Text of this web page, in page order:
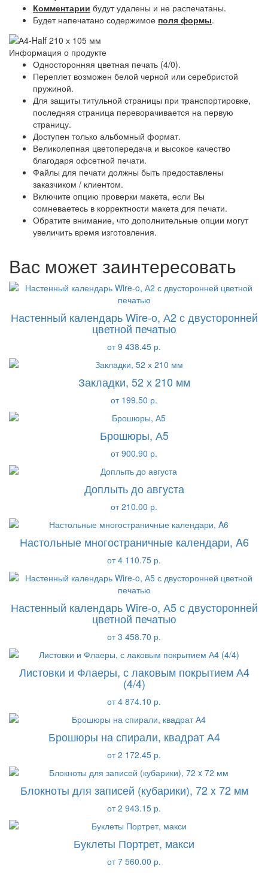
Комментарии будут удалены и не распечатаны.
Будет напечатано содержимое поля формы.
Информация о продукте
Односторонняя цветная печать (4/0).
Переплет возможен белой черной или серебристой
пружиной.
Для защиты титульной страницы при транспортировке,
последняя страница переворачивается на первую
страницу.
Доступен только альбомный формат.
Великолепная цветопередача и высокое качество
благодаря офсетной печати.
Файлы для печати должны быть предоставлены
заказчиком / клиентом.
Включите опцию проверки макета, если Вы
сомневаетесь в корректности макета для печати.
Обратите внимание, что дополнительные опции могут
увеличить время изготовления.
Вас может заинтересовать
Настенный календарь Wire-o, А2 с двусторонней
цветной печатью
от 9 438.45 р.
Закладки, 52 х 210 мм
от 199.50 р.
Брошюры, А5
от 900.90 р.
Доплыть до августа
от 210.00 р.
Настольные многостраничные календари, A6
от 4 110.75 р.
Настенный календарь Wire-o, А5 с двусторонней
цветной печатью
от 3 458.70 р.
Листовки и Флаеры, с лаковым покрытием А4
(4/4)
от 4 874.10 р.
Брошюры на спирали, квадрат А4
от 2 172.45 р.
Блокноты для записей (кубарики), 72 x 72 мм
от 2 943.15 р.
Буклеты Портрет, макси
от 7 560.00 р.